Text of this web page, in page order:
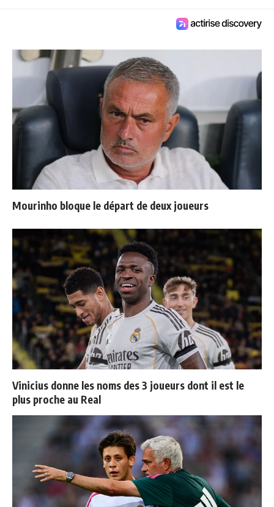
Mourinho bloque le départ de deux joueurs
Vinicius donne les noms des 3 joueurs dont il est le
plus proche au Real